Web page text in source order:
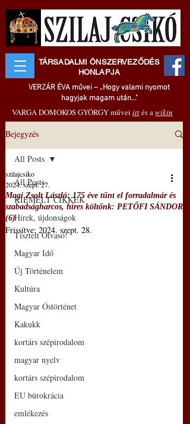
TÁRSADALMI ÖNSZERVEZŐDÉS
HONLAPJA
VERZÁR ÉVA művei – „Hogy valami nyomot
hagyjak magam után..."
VARGA DOMOKOS GYÖRGY művei ittés awikin
Bejegyzés
All Posts
KIEMELT CIKKEK
Hírek, újdonságok
Tisztelt Olvasó!
Magyar Idő
Új Történelem
Kultúra
Magyar Őstörténet
Kakukk
kortárs szépirodalom
magyar nyelv
kortárs szépirodalom
EU bürokrácia
emlékezés
All Posts
Magi Zsolt László: 175 éve tűnt el forradalmár és
szabadságharcos, híres költőnk: PETŐFI SÁNDOR
(6)
szilajcsiko
2024. szept. 27.
Frissítve: 2024. szept. 28.